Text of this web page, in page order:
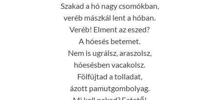
Szakad a hó nagy csomókban,
veréb mászkál lent a hóban.
Veréb! Elment az eszed?
A hóesés betemet.
Nem is ugrálsz, araszolsz,
hóesésben vacakolsz.
Fölfújtad a tolladat,
ázott pamutgombolyag.